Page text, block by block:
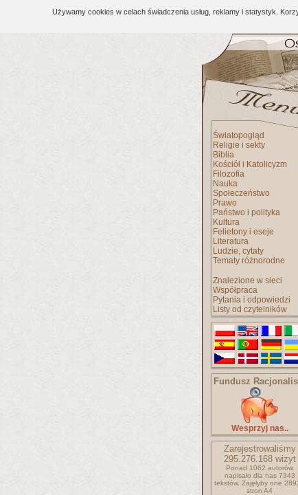
Używamy cookies w celach świadczenia usług, reklamy i statystyk.
Światopogląd
Religie i sekty
Biblia
Kościół i Katolicyzm
Filozofia
Nauka
Społeczeństwo
Prawo
Państwo i polityka
Kultura
Felietony i eseje
Literatura
Ludzie, cytaty
Tematy różnorodne
Znalezione w sieci
Współpraca
Pytania i odpowiedzi
Listy od czytelników
Fundusz
Wesprzyj nas..
Zarejestrowaliśmy
295.276.168wizyt
Ponad 1062 autorów
napisało dla nas 7343
tekstów. Zajęłyby one
stron A4